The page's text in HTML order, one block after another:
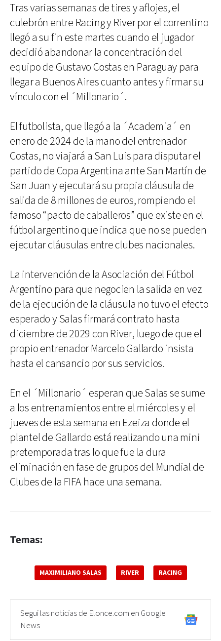
Tras varias semanas de tires y aflojes, el
culebrón entre Racing y River por el correntino
llegó a su fin este martes cuando el jugador
decidió abandonar la concentración del
equipo de Gustavo Costas en Paraguay para
llegar a Buenos Aires cuanto antes y firmar su
vínculo con el ´Millonario´.
El futbolista, que llegó a la ´Academia´ en
enero de 2024 de la mano del entrenador
Costas, no viajará a San Luis para disputar el
partido de Copa Argentina ante San Martín de
San Juan y ejecutará su propia cláusula de
salida de 8 millones de euros, rompiendo el
famoso “pacto de caballeros” que existe en el
fútbol argentino que indica que no se pueden
ejecutar cláusulas entre clubes nacionales.
La intervención de la Asociación del Fútbol
Argentino para que negocien la salida en vez
de la ejecución de la cláusula no tuvo el efecto
esperado y Salas firmará contrato hasta
diciembre de 2029 con River, luego de que el
propio entrenador Marcelo Gallardo insista
hasta el cansancio por sus servicios.
En el ´Millonario´ esperan que Salas se sume
a los entrenamientos entre el miércoles y el
jueves de esta semana en Ezeiza donde el
plantel de Gallardo está realizando una mini
pretemporada tras lo que fue la dura
eliminación en fase de grupos del Mundial de
Clubes de la FIFA hace una semana.
Temas:
MAXIMILIANO SALAS RIVER RACING
Seguí las noticias de Elonce.com en Google
News